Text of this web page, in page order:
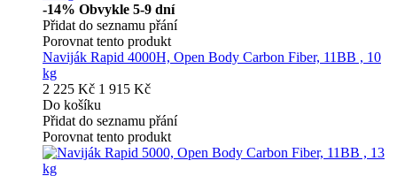
-14% Obvykle 5-9 dní
Přidat do seznamu přání
Porovnat tento produkt
Naviják Rapid 4000H, Open Body Carbon Fiber, 11BB , 10
kg
2 225 Kč 1 915 Kč
Do košíku
Přidat do seznamu přání
Porovnat tento produkt